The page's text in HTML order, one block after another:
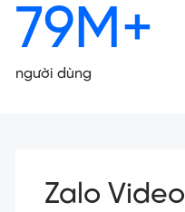
79M+
người dùng
Zalo Video